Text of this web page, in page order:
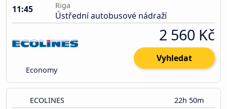
11:45
Riga
Ústřední autobusové nádraží
Economy
2 560 Kč
Vyhledat
ECOLINES 22h 50m